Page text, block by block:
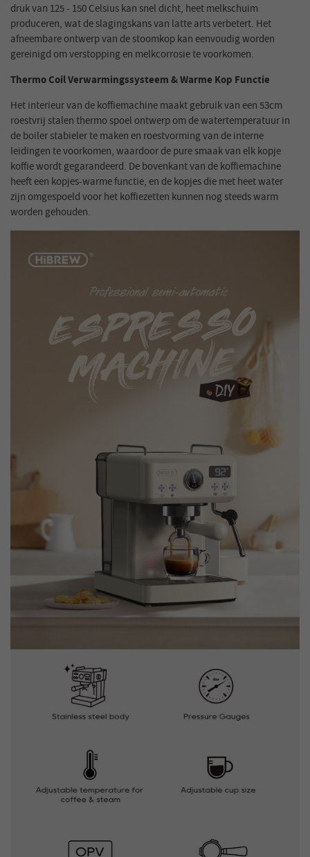
druk van 125 - 150 Celsius kan snel dicht, heet melkschuim
produceren, wat de slagingskans van latte arts verbetert. Het
afneembare ontwerp van de stoomkop kan eenvoudig worden
gereinigd om verstopping en melkcorrosie te voorkomen.
Thermo Coil Verwarmingssysteem & Warme Kop Functie
Het interieur van de koffiemachine maakt gebruik van een 53cm
roestvrij stalen thermo spoel ontwerp om de watertemperatuur in
de boiler stabieler te maken en roestvorming van de interne
leidingen te voorkomen, waardoor de pure smaak van elk kopje
koffie wordt gegarandeerd. De bovenkant van de koffiemachine
heeft een kopjes-warme functie, en de kopjes die met heet water
zijn omgespoeld voor het koffiezetten kunnen nog steeds warm
worden gehouden.